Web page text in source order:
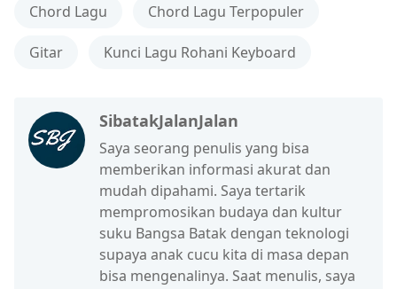
Chord Lagu Chord Lagu Terpopuler
Gitar Kunci Lagu Rohani Keyboard
SibatakJalanJalan
Saya seorang penulis yang bisa
memberikan informasi akurat dan
mudah dipahami. Saya tertarik
mempromosikan budaya dan kultur
suku Bangsa Batak dengan teknologi
supaya anak cucu kita di masa depan
bisa mengenalinya. Saat menulis, saya